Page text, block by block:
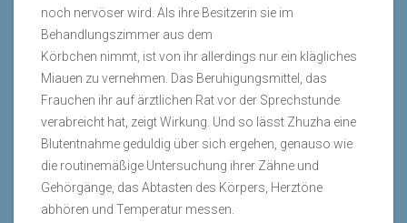
noch nervöser wird. Als ihre Besitzerin sie im
Behandlungszimmer aus dem
Körbchen nimmt, ist von ihr allerdings nur ein klägliches
Miauen zu vernehmen. Das Beruhigungsmittel, das
Frauchen ihr auf ärztlichen Rat vor der Sprechstunde
verabreicht hat, zeigt Wirkung. Und so lässt Zhuzha eine
Blutentnahme geduldig über sich ergehen, genauso wie
die routinemäßige Untersuchung ihrer Zähne und
Gehörgänge, das Abtasten des Körpers, Herztöne
abhören und Temperatur messen.